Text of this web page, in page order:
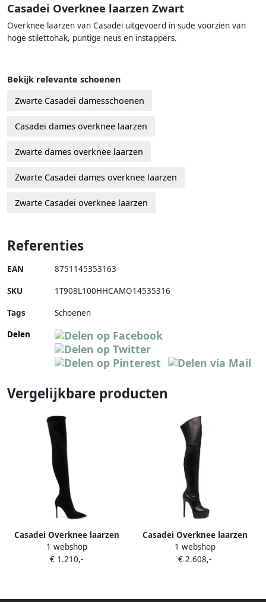
Casadei Overknee laarzen Zwart
Overknee laarzen van Casadei uitgevoerd in sude voorzien van
hoge stilettohak, puntige neus en instappers.
Bekijk relevante schoenen
Zwarte Casadei damesschoenen
Casadei dames overknee laarzen
Zwarte dames overknee laarzen
Zwarte Casadei dames overknee laarzen
Zwarte Casadei overknee laarzen
Referenties
EAN 8751145353163
SKU 1T908L100HHCAMO14535316
Tags
Schoenen
Delen
Vergelijkbare producten
Casadei Overknee laarzen
Zwart
1 webshop
€ 1.210,-
Casadei Overknee laarzen
Zwart
1 webshop
€ 2.608,-